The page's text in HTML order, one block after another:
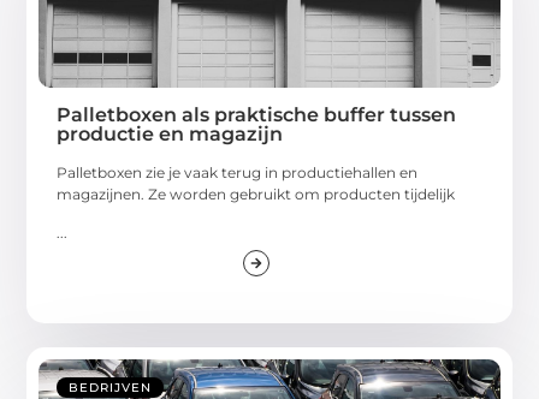
Palletboxen als praktische buffer tussen
productie en magazijn
Palletboxen zie je vaak terug in productiehallen en
magazijnen. Ze worden gebruikt om producten tijdelijk
...
BEDRIJVEN